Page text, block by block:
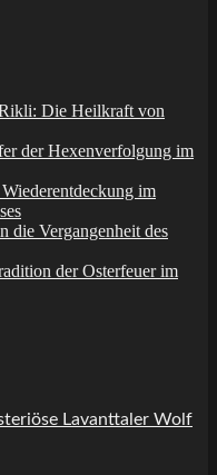
Die Heilkraft von
der Hexenverfolgung im
im
die Vergangenheit des
der Osterfeuer im
Lavanttaler Wolf